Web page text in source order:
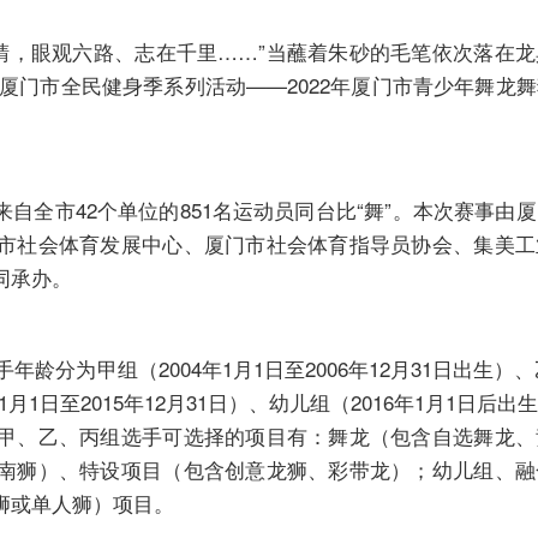
眼观六路、志在千里……”当蘸着朱砂的毛笔依次落在
门市全民健身季系列活动——2022年厦门市青少年舞龙
全市42个单位的851名运动员同台比“舞”。本次赛事由
社会体育发展中心、厦门市社会体育指导员协会、集美
办。
龄分为甲组（2004年1月1日至2006年12月31日出生）
1日至2015年12月31日）、幼儿组（2016年1月1日后出
、乙、丙组选手可选择的项目有：舞龙（包含自选舞龙
狮）、特设项目（包含创意龙狮、彩带龙）；幼儿组、
单人狮）项目。